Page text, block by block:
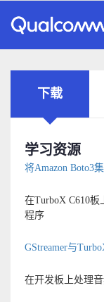
下载
学习资源
将Amazon Boto3
在TurboX C610板
程序
GStreamer与
在开发板上处理